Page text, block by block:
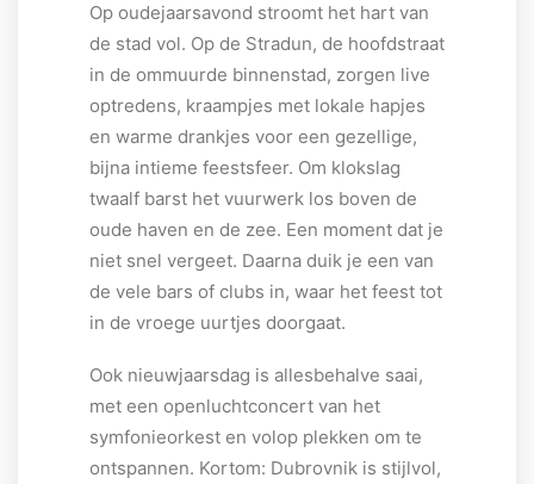
Op oudejaarsavond stroomt het hart van
de stad vol. Op de Stradun, de hoofdstraat
in de ommuurde binnenstad, zorgen live
optredens, kraampjes met lokale hapjes
en warme drankjes voor een gezellige,
bijna intieme feestsfeer. Om klokslag
twaalf barst het vuurwerk los boven de
oude haven en de zee. Een moment dat je
niet snel vergeet. Daarna duik je een van
de vele bars of clubs in, waar het feest tot
in de vroege uurtjes doorgaat.
Ook nieuwjaarsdag is allesbehalve saai,
met een openluchtconcert van het
symfonieorkest en volop plekken om te
ontspannen. Kortom: Dubrovnik is stijlvol,